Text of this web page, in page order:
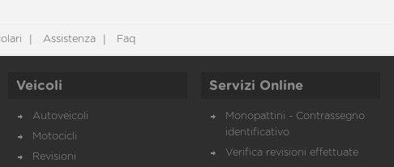
Assistenza Faq
Veicoli
Autoveicoli
Motocicli
Revisioni
Servizi Online
Monopattini - Contrassegno
identificativo
Verifica revisioni effettuate